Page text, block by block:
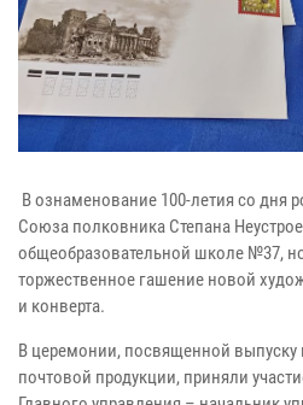
В ознаменование 100-летия со дня
Союза полковника Степана
общеобразовательной школе №37,
торжественное гашение новой
и конверта.
В церемонии, посвященной
почтовой продукции, приняли